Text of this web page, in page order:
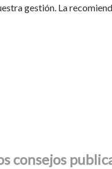
gestión. La
consejos